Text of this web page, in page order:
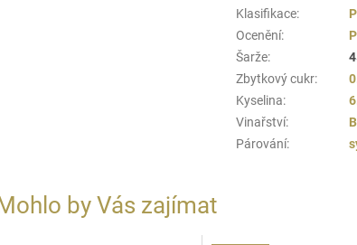
Klasifikace:
Ocenění:
Šarže:
Zbytkový cukr:
Kyselina:
Vinařství:
Párování:
by Vás zajímat